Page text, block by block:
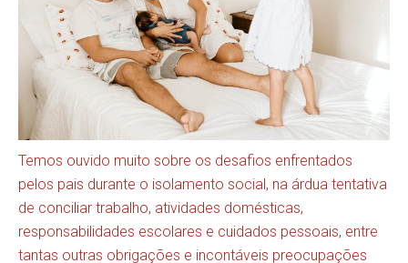
Temos ouvido muito sobre os desafios enfrentados
pelos pais durante o isolamento social, na árdua tentativa
de conciliar trabalho, atividades domésticas,
responsabilidades escolares e cuidados pessoais, entre
tantas outras obrigações e incontáveis preocupações